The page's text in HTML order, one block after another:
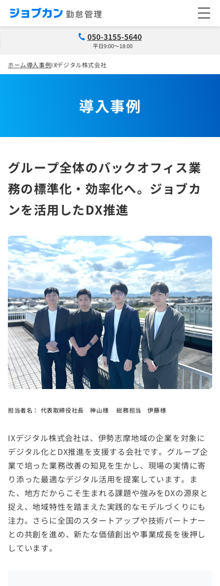
050-3155-5640
平日9:00～18:00
ホーム導入事例IXデジタル株式会社
導入事例
グループ全体のバックオフィス業
務の標準化・効率化へ。ジョブカ
ンを活用したDX推進
担当者名： 代表取締役社長 神山様 総務担当 伊藤様
IXデジタル株式会社は、伊勢志摩地域の企業を対象に
デジタル化とDX推進を支援する会社です。グループ企
業で培った業務改善の知見を生かし、現場の実情に寄
り添った最適なデジタル活用を提案しています。ま
た、地方だからこそ生まれる課題や強みをDXの源泉と
捉え、地域特性を踏まえた実践的なモデルづくりにも
注力。さらに全国のスタートアップや技術パートナー
との共創を進め、新たな価値創出や事業成長を後押し
しています。